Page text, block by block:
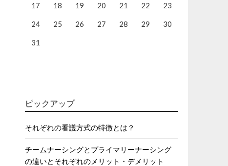
17 18 19 20 21 22 23
24 25 26 27 28 29 30
31
ピックアップ
それぞれの看護方式の特徴とは？
チームナーシングとプライマリーナーシング
の違いとそれぞれのメリット・デメリット